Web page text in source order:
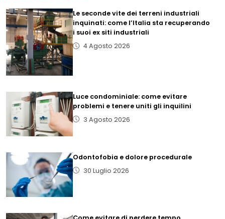
Le seconde vite dei terreni industriali
inquinati: come l’Italia sta recuperando
i suoi ex siti industriali
4 Agosto 2026
Luce condominiale: come evitare
problemi e tenere uniti gli inquilini
3 Agosto 2026
Odontofobia e dolore procedurale
30 Luglio 2026